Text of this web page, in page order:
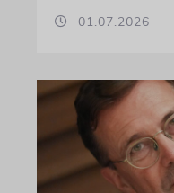
01.07.2026